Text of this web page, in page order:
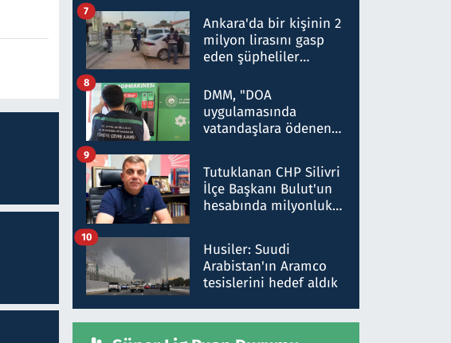
ifadelerinden ortaya
çıkan tablo şok etti
Ankara'da bir kişinin 2
milyon lirasını gasp
eden şüpheliler
7
DMM, "DOA
uygulamasında
vatandaşlara ödenen
düşürüldüğü" iddiasını
yalanladı
8
Tutuklanan CHP Silivri
İlçe Başkanı Bulut'un
hesabında milyonluk
talimat verdi, ben
gönderdim
9
Husiler: Suudi
Arabistan'ın Aramco
tesislerini hedef aldık
10